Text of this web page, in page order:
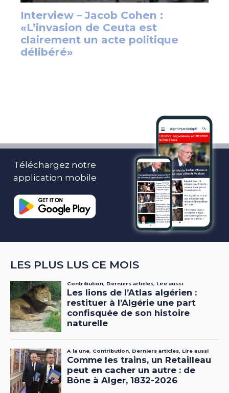
Téléchargez notre
application mobile
LES PLUS LUS CE MOIS